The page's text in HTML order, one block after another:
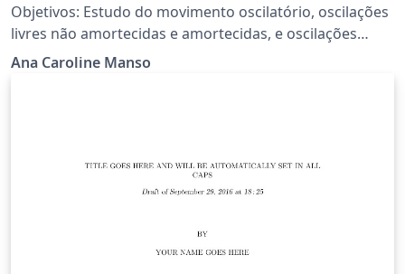
Objetivos: Estudo do movimento oscilatório, oscilações
livres não amortecidas e amortecidas, e oscilações
forçadas e amortecidas.
Ana Caroline Manso